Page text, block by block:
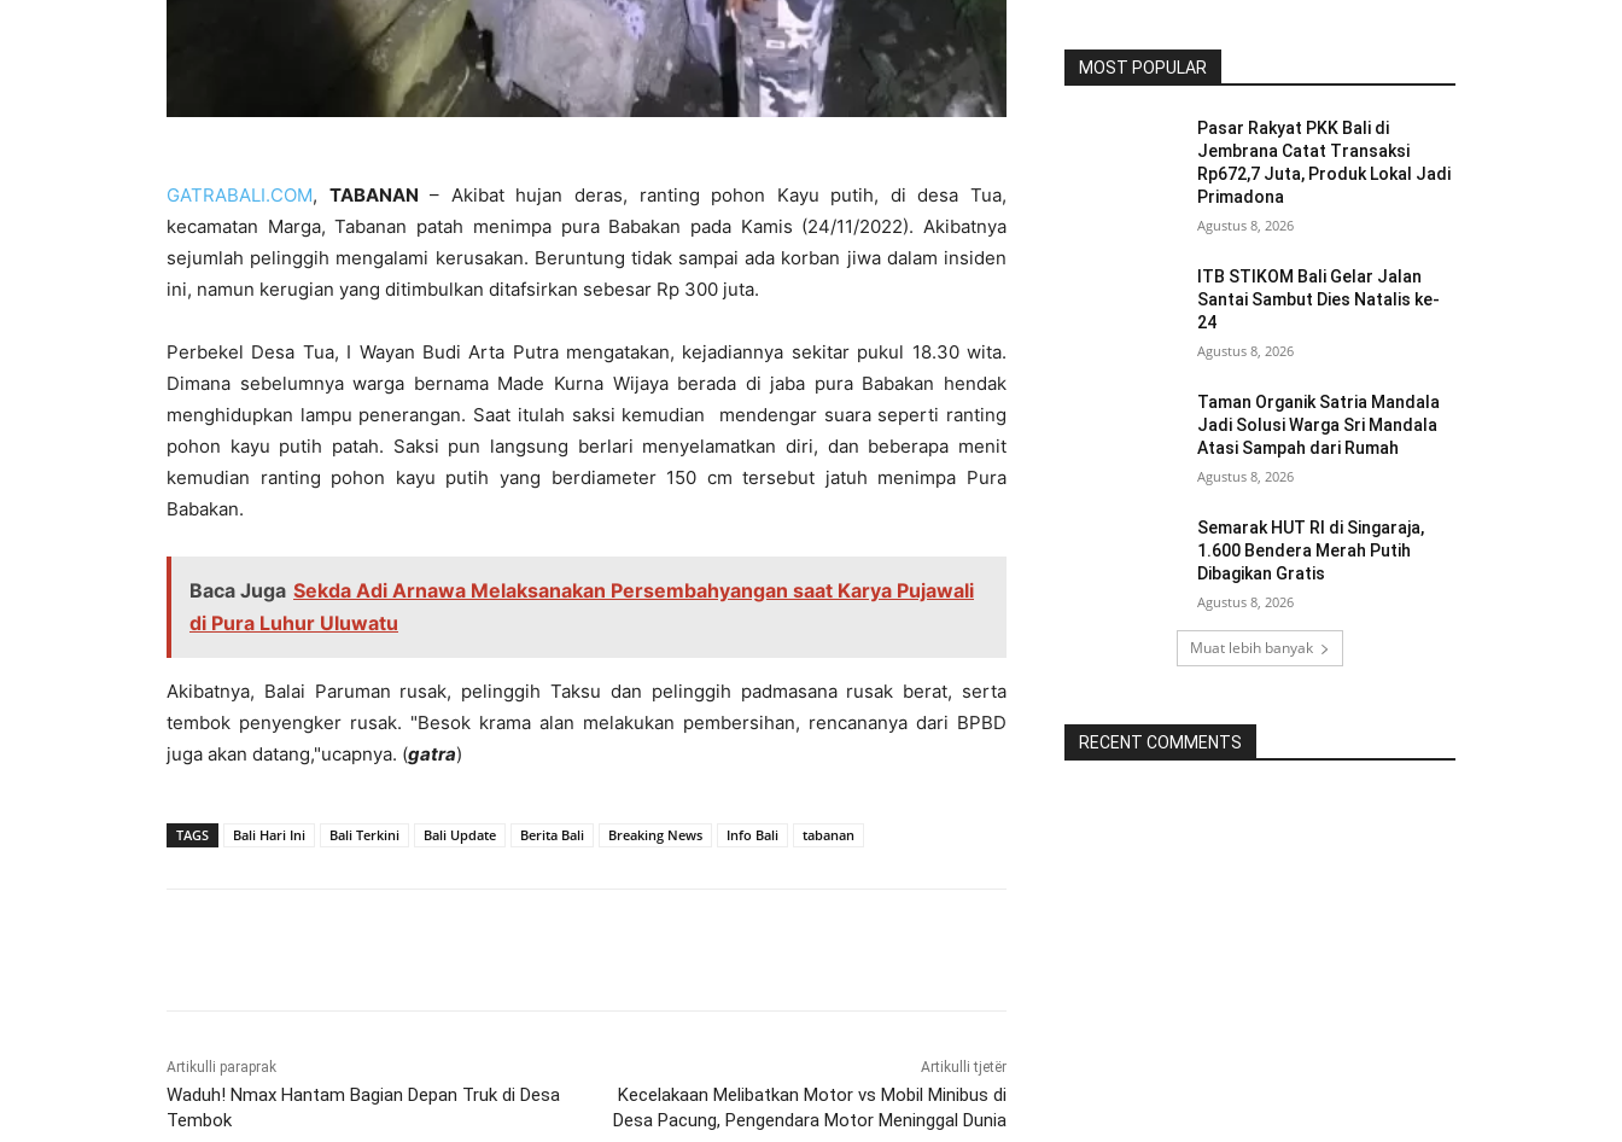
GATRABALI.COM, TABANAN – Akibat hujan deras, ranting pohon Kayu putih, di desa Tua,
kecamatan Marga, Tabanan patah menimpa pura Babakan pada Kamis (24/11/2022). Akibatnya
sejumlah pelinggih mengalami kerusakan. Beruntung tidak sampai ada korban jiwa dalam insiden
ini, namun kerugian yang ditimbulkan ditafsirkan sebesar Rp 300 juta.
Perbekel Desa Tua, I Wayan Budi Arta Putra mengatakan, kejadiannya sekitar pukul 18.30 wita.
Dimana sebelumnya warga bernama Made Kurna Wijaya berada di jaba pura Babakan hendak
menghidupkan lampu penerangan. Saat itulah saksi kemudian mendengar suara seperti ranting
pohon kayu putih patah. Saksi pun langsung berlari menyelamatkan diri, dan beberapa menit
kemudian ranting pohon kayu putih yang berdiameter 150 cm tersebut jatuh menimpa Pura
Babakan.
Baca Juga Sekda Adi Arnawa Melaksanakan Persembahyangan saat Karya Pujawali
di Pura Luhur Uluwatu
Akibatnya, Balai Paruman rusak, pelinggih Taksu dan pelinggih padmasana rusak berat, serta
tembok penyengker rusak. "Besok krama alan melakukan pembersihan, rencananya dari BPBD
juga akan datang,"ucapnya. (gatra)
TAGS Bali Hari Ini Bali Terkini Bali Update Berita Bali Breaking News Info Bali tabanan
Artikulli paraprak
Waduh! Nmax Hantam Bagian Depan Truk di Desa
Tembok
Artikulli tjetër
Kecelakaan Melibatkan Motor vs Mobil Minibus di
Desa Pacung, Pengendara Motor Meninggal Dunia
MOST POPULAR
Pasar Rakyat PKK Bali di
Jembrana Catat Transaksi
Rp672,7 Juta, Produk Lokal Jadi
Primadona
Agustus 8, 2026
ITB STIKOM Bali Gelar Jalan
Santai Sambut Dies Natalis ke-
24
Agustus 8, 2026
Taman Organik Satria Mandala
Jadi Solusi Warga Sri Mandala
Atasi Sampah dari Rumah
Agustus 8, 2026
Semarak HUT RI di Singaraja,
1.600 Bendera Merah Putih
Dibagikan Gratis
Agustus 8, 2026
Muat lebih banyak
RECENT COMMENTS